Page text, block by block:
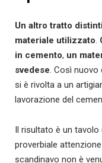
Un altro tratto
materiale utilizzato.
in cemento, un
svedese. Così nuovo
si è rivolta a un
lavorazione del
Il risultato è un tavolo
proverbiale
scandinavo non è